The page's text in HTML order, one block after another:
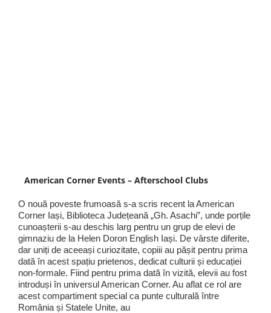
American Corner Events – Afterschool Clubs
O nouă poveste frumoasă s-a scris recent la American
Corner Iași, Biblioteca Județeană „Gh. Asachi”, unde porțile
cunoașterii s-au deschis larg pentru un grup de elevi de
gimnaziu de la Helen Doron English Iași. De vârste diferite,
dar uniți de aceeași curiozitate, copiii au pășit pentru prima
dată în acest spațiu prietenos, dedicat culturii și educației
non-formale. Fiind pentru prima dată în vizită, elevii au fost
introduși în universul American Corner. Au aflat ce rol are
acest compartiment special ca punte culturală între
România și Statele Unite, au